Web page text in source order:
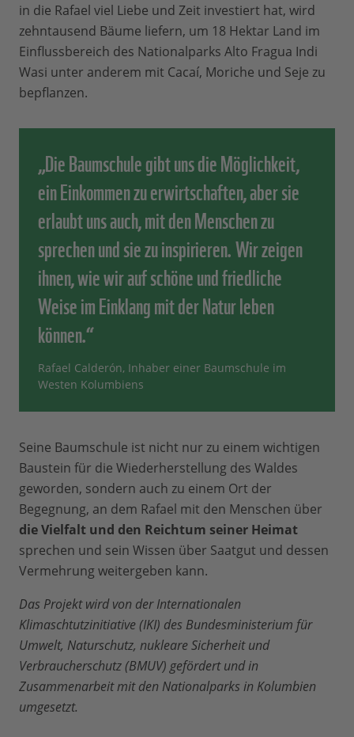
in die Rafael viel Liebe und Zeit investiert hat, wird
zehntausend Bäume liefern, um 18 Hektar Land im
Einflussbereich des Nationalparks Alto Fragua Indi
Wasi unter anderem mit Cacaí, Moriche und Seje zu
bepflanzen.
„Die Baumschule gibt uns die Möglichkeit,
ein Einkommen zu erwirtschaften, aber sie
erlaubt uns auch, mit den Menschen zu
sprechen und sie zu inspirieren. Wir zeigen
ihnen, wie wir auf schöne und friedliche
Weise im Einklang mit der Natur leben
können.“
Rafael Calderón, Inhaber einer Baumschule im
Westen Kolumbiens
Seine Baumschule ist nicht nur zu einem wichtigen
Baustein für die Wiederherstellung des Waldes
geworden, sondern auch zu einem Ort der
Begegnung, an dem Rafael mit den Menschen über
die Vielfalt und den Reichtum seiner Heimat
sprechen und sein Wissen über Saatgut und dessen
Vermehrung weitergeben kann.
Das Projekt wird von der Internationalen
Klimaschtutzinitiative (IKI) des Bundesministerium für
Umwelt, Naturschutz, nukleare Sicherheit und
Verbraucherschutz (BMUV) gefördert und in
Zusammenarbeit mit den Nationalparks in Kolumbien
umgesetzt.